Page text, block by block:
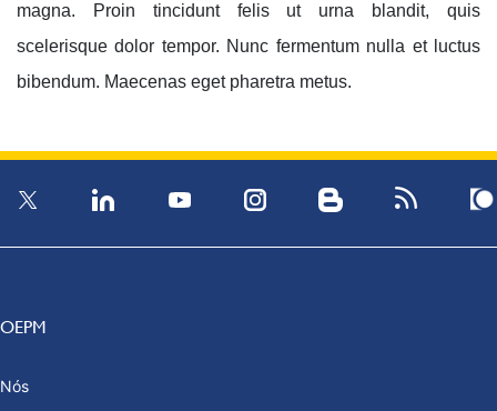
magna. Proin tincidunt felis ut urna blandit, quis
scelerisque dolor tempor. Nunc fermentum nulla et luctus
bibendum. Maecenas eget pharetra metus.
OEPM
Nós